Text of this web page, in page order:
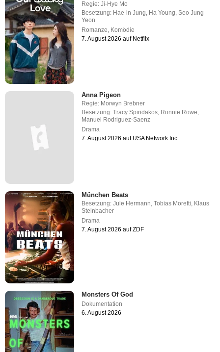
Regie:Ji-Hye Mo
Besetzung: Hae-in Jung, Ha Young,Seo Jung-
Yeon
Romanze, Komödie
7. August 2026 auf Netflix
Anna Pigeon
Regie: Morwyn Brebner
Besetzung:Tracy Spiridakos, Ronnie Rowe,
Manuel Rodriguez-Saenz
Drama
7. August 2026 auf USA Network Inc.
München Beats
Besetzung:Jule Hermann ,Tobias Moretti Klaus
Steinbacher
Drama
7. August 2026 auf ZDF
Monsters Of God
Dokumentation
6. August 2026